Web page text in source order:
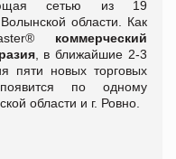
сетью из 19
области. Как
коммерческий
, в ближайшие 2-3
пяти новых торговых
по одному
области и г. Ровно.